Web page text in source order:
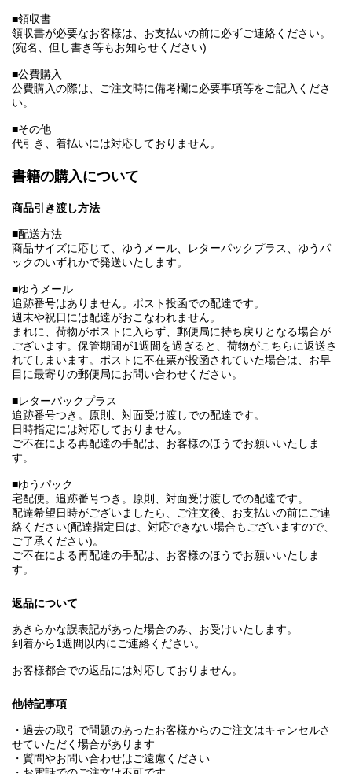
■領収書
領収書が必要なお客様は、お支払いの前に必ずご連絡ください。
(宛名、但し書き等もお知らせください)
■公費購入
公費購入の際は、ご注文時に備考欄に必要事項等をご記入くださ
い。
■その他
代引き、着払いには対応しておりません。
書籍の購入について
商品引き渡し方法
■配送方法
商品サイズに応じて、ゆうメール、レターパックプラス、ゆうパ
ックのいずれかで発送いたします。
■ゆうメール
追跡番号はありません。ポスト投函での配達です。
週末や祝日には配達がおこなわれません。
まれに、荷物がポストに入らず、郵便局に持ち戻りとなる場合が
ございます。保管期間が1週間を過ぎると、荷物がこちらに返送さ
れてしまいます。ポストに不在票が投函されていた場合は、お早
目に最寄りの郵便局にお問い合わせください。
■レターパックプラス
追跡番号つき。原則、対面受け渡しでの配達です。
日時指定には対応しておりません。
ご不在による再配達の手配は、お客様のほうでお願いいたしま
す。
■ゆうパック
宅配便。追跡番号つき。原則、対面受け渡しでの配達です。
配達希望日時がございましたら、ご注文後、お支払いの前にご連
絡ください(配達指定日は、対応できない場合もございますので、
ご了承ください)。
ご不在による再配達の手配は、お客様のほうでお願いいたしま
す。
返品について
あきらかな誤表記があった場合のみ、お受けいたします。
到着から1週間以内にご連絡ください。
お客様都合での返品には対応しておりません。
他特記事項
・過去の取引で問題のあったお客様からのご注文はキャンセルさ
せていただく場合があります
・質問やお問い合わせはご遠慮ください